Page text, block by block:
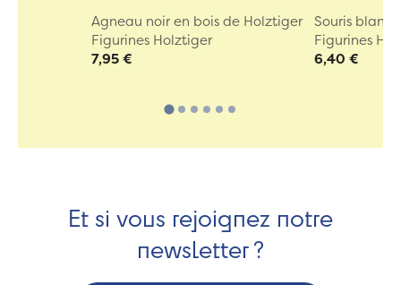
Agneau noir en bois de Holztiger
Figurines Holztiger
7,95 €
Souris
Figurines
6,40 €
Et si vous rejoignez notre
newsletter ?